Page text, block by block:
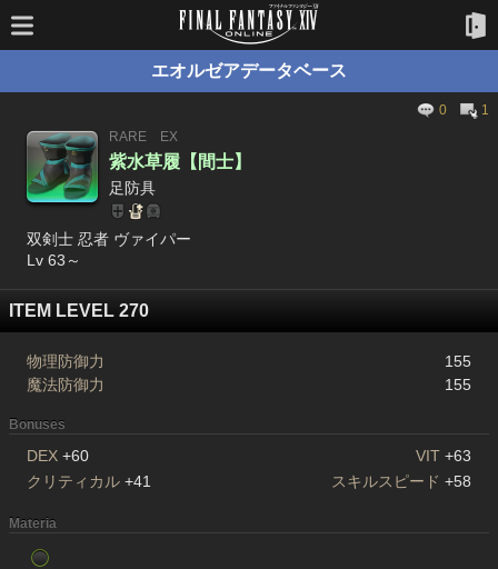
エオルゼアデータベース
0
1
RARE
EX
紫水草履【間士】
足防具
双剣士 忍者 ヴァイパー
Lv 63～
ITEM LEVEL 270
物理防御力
155
魔法防御力
155
Bonuses
DEX +60 VIT +63
クリティカル +41 スキルスピード +58
Materia